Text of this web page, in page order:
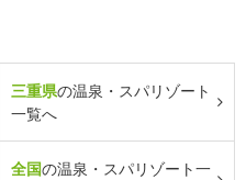
三重県の温泉・スパリゾート
一覧へ
全国の温泉・スパリゾート一